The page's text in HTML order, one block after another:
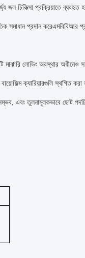
জল চিকিত্সা প্রক্রিয়াতে ব্যবহৃত
প্রদান করেএমবিবিআর
মাঝারি লোডিং অবস্থার অধীনেও
ক্যারিয়ারগুলি স্থগিত
এবং তুলনামূলকভাবে ছোট